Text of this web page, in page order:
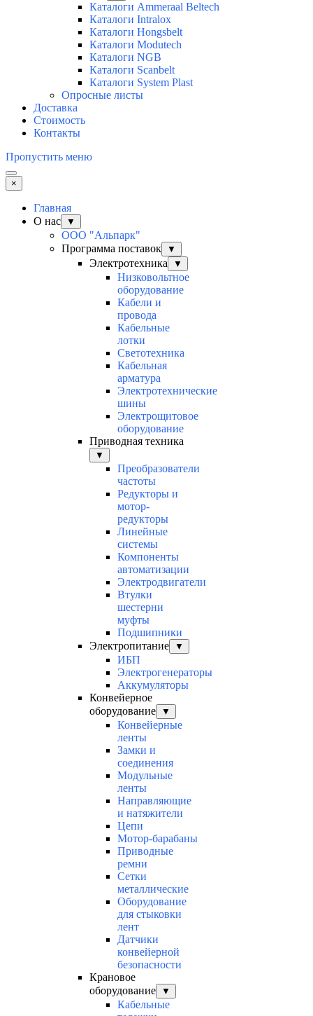
Каталоги Ammeraal Beltech
Каталоги Intralox
Каталоги Hongsbelt
Каталоги Modutech
Каталоги NGB
Каталоги Scanbelt
Каталоги System Plast
Опросные листы
Доставка
Стоимость
Контакты
Пропустить меню
×
Главная
О нас
▼
ООО "Альпарк"
Программа поставок
▼
Электротехника ▼
Низковольтное
оборудование
Кабели и
провода
Кабельные
лотки
Светотехника
Кабельная
арматура
Электротехнические
шины
Электрощитовое
оборудование
Приводная техника
▼
Преобразователи
частоты
Редукторы и
мотор-
редукторы
Линейные
системы
Компоненты
автоматизации
Электродвигатели
Втулки
шестерни
муфты
Подшипники
Электропитание
▼
ИБП
Электрогенераторы
Аккумуляторы
Конвейерное
оборудование
▼
Конвейерные
ленты
Замки и
соединения
Модульные
ленты
Направляющие
и натяжители
Цепи
Мотор-барабаны
Приводные
ремни
Сетки
металлические
Оборудование
для стыковки
лент
Датчики
конвейерной
безопасности
Крановое
оборудование
▼
Кабельные